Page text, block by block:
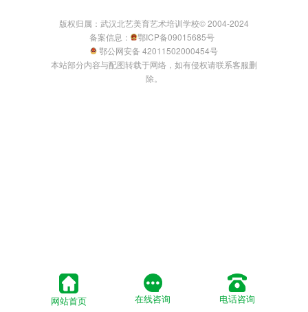
版权归属：武汉北艺美育艺术培训学校© 2004-2024
备案信息：
鄂ICP备09015685号
鄂公网安备 42011502000454号
本站部分内容与配图转载于网络，如有侵权请联系客服删
除。
网站首页 在线咨询 电话咨询